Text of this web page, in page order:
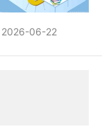
2026-06-22